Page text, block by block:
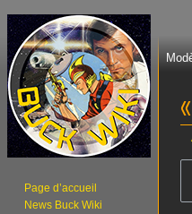
Page d’accueil
News Buck Wiki